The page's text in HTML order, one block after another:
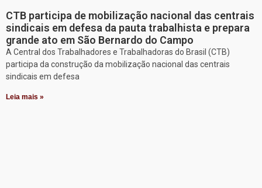
CTB participa de mobilização nacional das centrais
sindicais em defesa da pauta trabalhista e prepara
grande ato em São Bernardo do Campo
A Central dos Trabalhadores e Trabalhadoras do Brasil (CTB)
participa da construção da mobilização nacional das centrais
sindicais em defesa
Leia mais »